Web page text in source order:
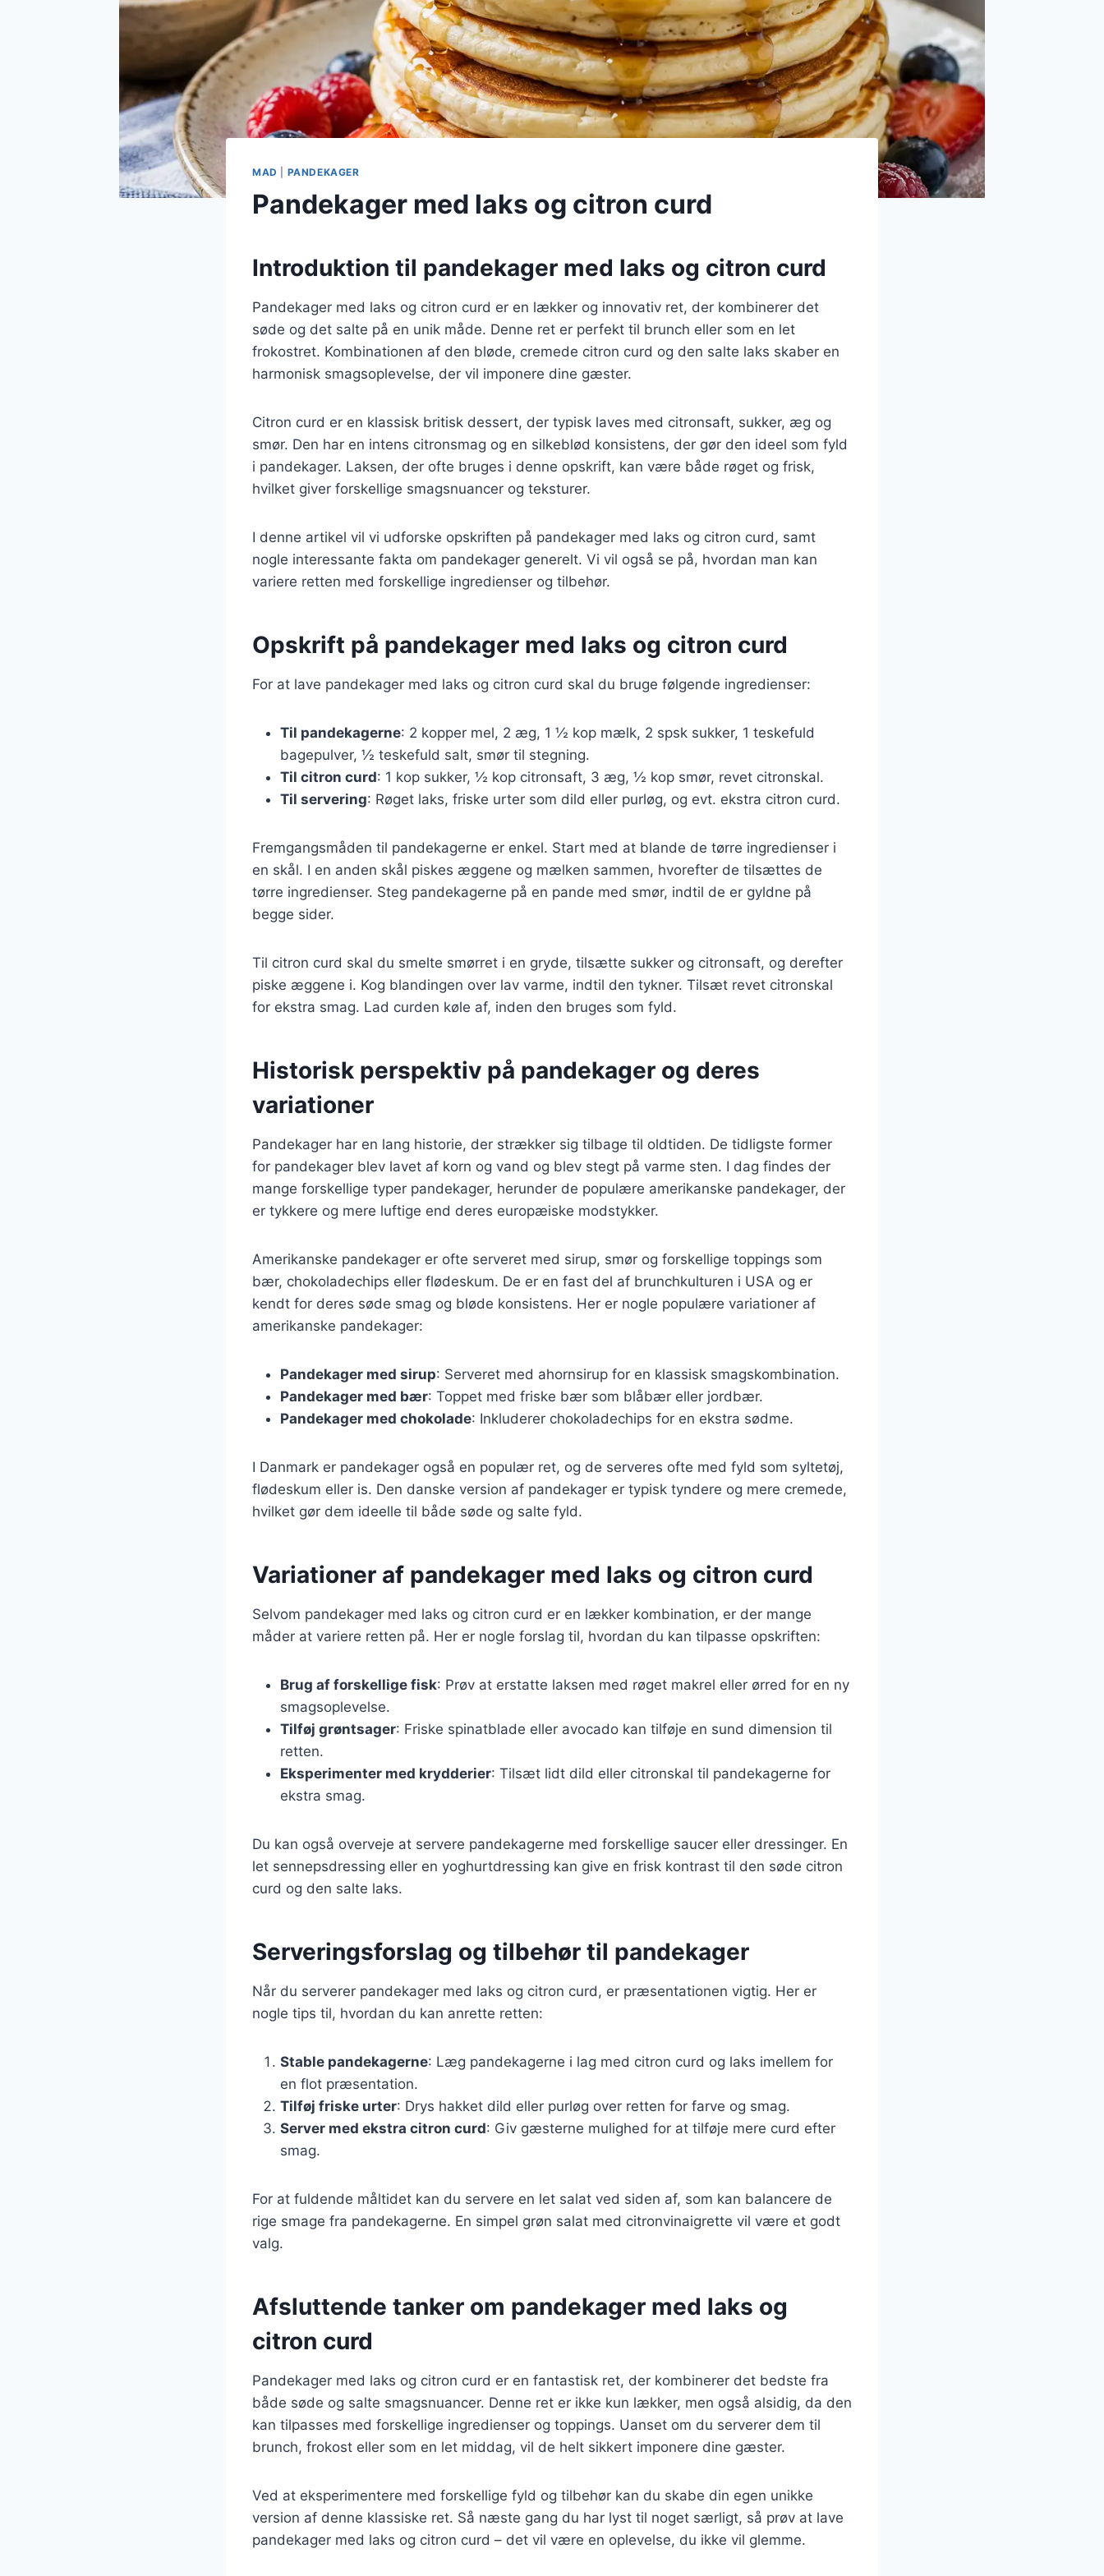
MAD PANDEKAGER
Pandekager med laks og citron curd
Introduktion til pandekager med laks og citron curd
Pandekager med laks og citron curd er en lækker og innovativ ret, der kombinerer det
søde og det salte på en unik måde. Denne ret er perfekt til brunch eller som en let
frokostret. Kombinationen af den bløde, cremede citron curd og den salte laks skaber en
harmonisk smagsoplevelse, der vil imponere dine gæster.
Citron curd er en klassisk britisk dessert, der typisk laves med citronsaft, sukker, æg og
smør. Den har en intens citronsmag og en silkeblød konsistens, der gør den ideel som fyld
i pandekager. Laksen, der ofte bruges i denne opskrift, kan være både røget og frisk,
hvilket giver forskellige smagsnuancer og teksturer.
I denne artikel vil vi udforske opskriften på pandekager med laks og citron curd, samt
nogle interessante fakta om pandekager generelt. Vi vil også se på, hvordan man kan
variere retten med forskellige ingredienser og tilbehør.
Opskrift på pandekager med laks og citron curd
For at lave pandekager med laks og citron curd skal du bruge følgende ingredienser:
Til pandekagerne: 2 kopper mel, 2 æg, 1 ½ kop mælk, 2 spsk sukker, 1 teskefuld
bagepulver, ½ teskefuld salt, smør til stegning.
Til citron curd: 1 kop sukker, ½ kop citronsaft, 3 æg, ½ kop smør, revet citronskal.
Til servering: Røget laks, friske urter som dild eller purløg, og evt. ekstra citron curd.
Fremgangsmåden til pandekagerne er enkel. Start med at blande de tørre ingredienser i
en skål. I en anden skål piskes æggene og mælken sammen, hvorefter de tilsættes de
tørre ingredienser. Steg pandekagerne på en pande med smør, indtil de er gyldne på
begge sider.
Til citron curd skal du smelte smørret i en gryde, tilsætte sukker og citronsaft, og derefter
piske æggene i. Kog blandingen over lav varme, indtil den tykner. Tilsæt revet citronskal
for ekstra smag. Lad curden køle af, inden den bruges som fyld.
Historisk perspektiv på pandekager og deres
variationer
Pandekager har en lang historie, der strækker sig tilbage til oldtiden. De tidligste former
for pandekager blev lavet af korn og vand og blev stegt på varme sten. I dag findes der
mange forskellige typer pandekager, herunder de populære amerikanske pandekager, der
er tykkere og mere luftige end deres europæiske modstykker.
Amerikanske pandekager er ofte serveret med sirup, smør og forskellige toppings som
bær, chokoladechips eller flødeskum. De er en fast del af brunchkulturen i USA og er
kendt for deres søde smag og bløde konsistens. Her er nogle populære variationer af
amerikanske pandekager:
Pandekager med sirup: Serveret med ahornsirup for en klassisk smagskombination.
Pandekager med bær: Toppet med friske bær som blåbær eller jordbær.
Pandekager med chokolade: Inkluderer chokoladechips for en ekstra sødme.
I Danmark er pandekager også en populær ret, og de serveres ofte med fyld som syltetøj,
flødeskum eller is. Den danske version af pandekager er typisk tyndere og mere cremede,
hvilket gør dem ideelle til både søde og salte fyld.
Variationer af pandekager med laks og citron curd
Selvom pandekager med laks og citron curd er en lækker kombination, er der mange
måder at variere retten på. Her er nogle forslag til, hvordan du kan tilpasse opskriften:
Brug af forskellige fisk: Prøv at erstatte laksen med røget makrel eller ørred for en ny
smagsoplevelse.
Tilføj grøntsager: Friske spinatblade eller avocado kan tilføje en sund dimension til
retten.
Eksperimenter med krydderier: Tilsæt lidt dild eller citronskal til pandekagerne for
ekstra smag.
Du kan også overveje at servere pandekagerne med forskellige saucer eller dressinger. En
let sennepsdressing eller en yoghurtdressing kan give en frisk kontrast til den søde citron
curd og den salte laks.
Serveringsforslag og tilbehør til pandekager
Når du serverer pandekager med laks og citron curd, er præsentationen vigtig. Her er
nogle tips til, hvordan du kan anrette retten:
Stable pandekagerne: Læg pandekagerne i lag med citron curd og laks imellem for
en flot præsentation.
Tilføj friske urter: Drys hakket dild eller purløg over retten for farve og smag.
Server med ekstra citron curd: Giv gæsterne mulighed for at tilføje mere curd efter
smag.
For at fuldende måltidet kan du servere en let salat ved siden af, som kan balancere de
rige smage fra pandekagerne. En simpel grøn salat med citronvinaigrette vil være et godt
valg.
Afsluttende tanker om pandekager med laks og
citron curd
Pandekager med laks og citron curd er en fantastisk ret, der kombinerer det bedste fra
både søde og salte smagsnuancer. Denne ret er ikke kun lækker, men også alsidig, da den
kan tilpasses med forskellige ingredienser og toppings. Uanset om du serverer dem til
brunch, frokost eller som en let middag, vil de helt sikkert imponere dine gæster.
Ved at eksperimentere med forskellige fyld og tilbehør kan du skabe din egen unikke
version af denne klassiske ret. Så næste gang du har lyst til noget særligt, så prøv at lave
pandekager med laks og citron curd – det vil være en oplevelse, du ikke vil glemme.